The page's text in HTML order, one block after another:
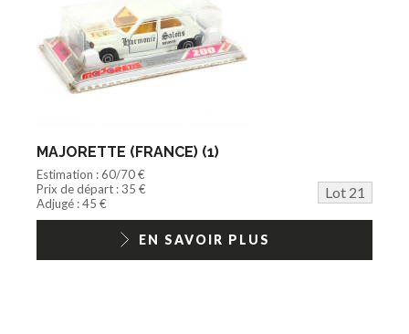
MAJORETTE (FRANCE) (1)
Estimation : 60/70 €
Prix de départ : 35 €
Lot 21
Adjugé : 45 €
EN SAVOIR PLUS